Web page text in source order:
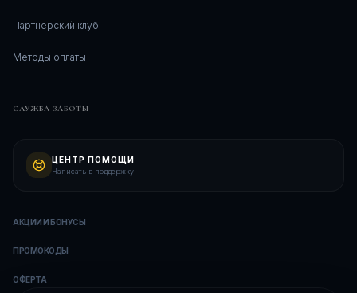
Партнёрский клуб
Методы оплаты
СЛУЖБА ЗАБОТЫ
ЦЕНТР ПОМОЩИ
Написать в поддержку
АКЦИИ И БОНУСЫ
ПРОМОКОДЫ
ОФЕРТА